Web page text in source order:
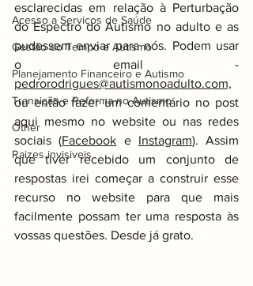
Acesso a Serviços de Saúde
Gestão do Tempo e Autismo
Planejamento Financeiro e Autismo
Transição e Reforma no Autismo
Other
Raizes invisiveis
esclarecidas em relação à Perturbação
do Espectro do Autismo no adulto e as
pudessem enviar para nós. Podem usar
pedrorodrigues@autismonoadulto.com,
ou então fazer um comentário no post
aqui mesmo no website ou nas redes
sociais (Facebook e Instagram). Assim
que tiver recebido um conjunto de
respostas irei começar a construir esse
recurso no website para que mais
facilmente possam ter uma resposta às
vossas questões. Desde já grato.